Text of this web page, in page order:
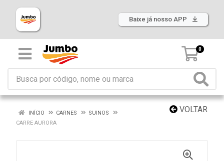
Baixe já nosso APP
0
VOLTAR
INÍCIO CARNES
SUINOS
CARRE AURORA